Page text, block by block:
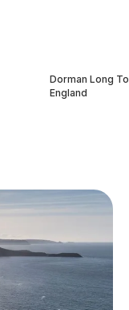
Dorman Long
England